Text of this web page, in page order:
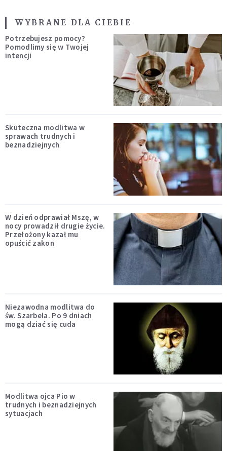
WYBRANE DLA CIEBIE
Potrzebujesz pomocy?
Pomodlimy się w Twojej
intencji
Skuteczna modlitwa w
sprawach trudnych i
beznadziejnych
W dzień odprawiał Mszę, w
nocy prowadził drugie życie.
Przełożony kazał mu
opuścić zakon
Niezawodna modlitwa do
św. Szarbela. Po 9 dniach
mogą dziać się cuda
Modlitwa ojca Pio w
trudnych i beznadziejnych
sytuacjach